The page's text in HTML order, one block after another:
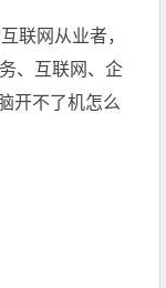
联网从业者，
、互联网、企
开不了机怎么